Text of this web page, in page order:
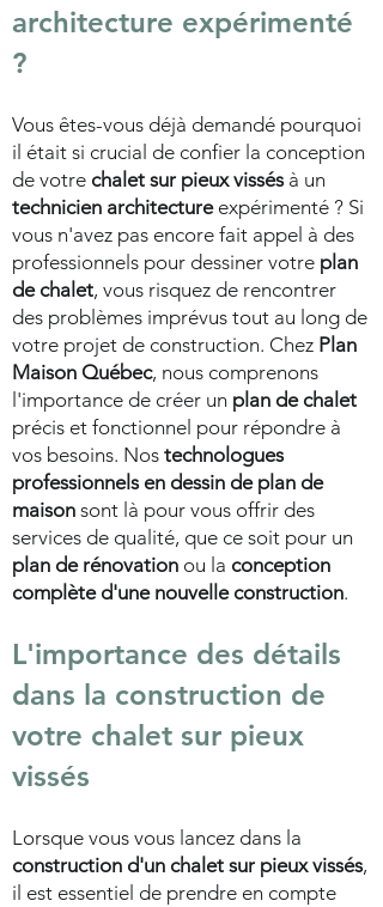
architecture expérimenté
?
Vous êtes-vous déjà demandé pourquoi
il était si crucial de confier la conception
de votre chalet sur pieux vissésà un
technicien architectureexpérimenté ? Si
vous n'avez pas encore fait appel à des
professionnels pour dessiner votre plan
de chalet, vous risquez de rencontrer
des problèmes imprévus tout au long de
votre projet de construction. Chez Plan
Maison Québec, nous comprenons
l'importance de créer un plan de chalet
précis et fonctionnel pour répondre à
vos besoins. Nos technologues
professionnels en dessin de plan de
maison sont là pour vous offrir des
services de qualité, que ce soit pour un
plan de rénovation ou la conception
complète d'une nouvelle construction.
L'importance des détails
dans la construction de
votre chalet sur pieux
vissés
Lorsque vous vous lancez dans la
construction d'un chalet sur pieux vissés,
il est essentiel de prendre en compte